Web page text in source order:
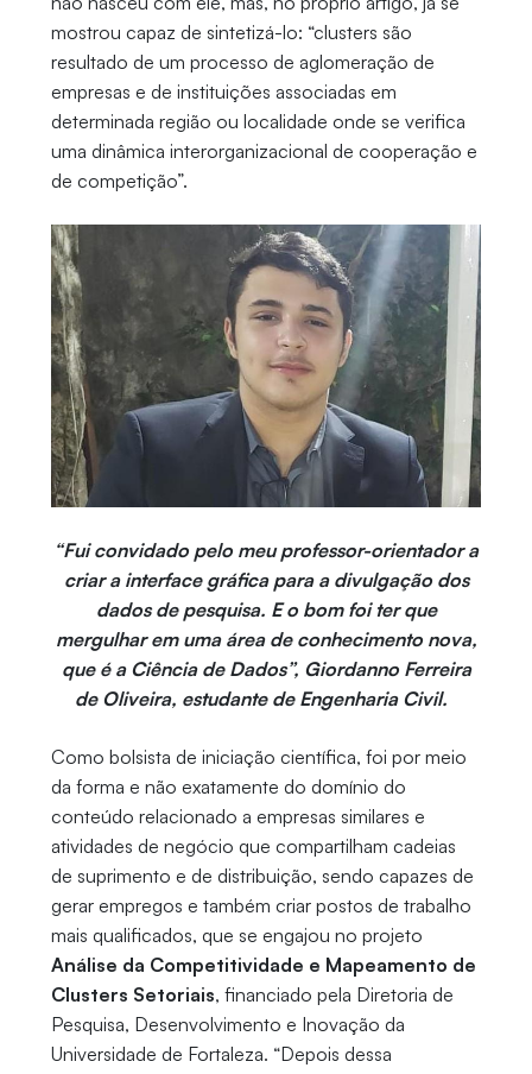
mostrou capaz de sintetizá-lo: “clusters são
resultado de um processo de aglomeração de
empresas e de instituições associadas em
determinada região ou localidade onde se verifica
uma dinâmica interorganizacional de cooperação e
de competição”.
“Fui convidado pelo meu professor-orientador a
criar a interface gráfica para a divulgação dos
dados de pesquisa. E o bom foi ter que
mergulhar em uma área de conhecimento nova,
que é a Ciência de Dados”, Giordanno Ferreira
de Oliveira, estudante de Engenharia Civil.
Como bolsista de iniciação científica, foi por meio
da forma e não exatamente do domínio do
conteúdo relacionado a empresas similares e
atividades de negócio que compartilham cadeias
de suprimento e de distribuição, sendo capazes de
gerar empregos e também criar postos de trabalho
mais qualificados, que se engajou no projeto
Análise da Competitividade e Mapeamento de
Clusters Setoriais, financiado pela Diretoria de
Pesquisa, Desenvolvimento e Inovação da
Universidade de Fortaleza. “Depois dessa